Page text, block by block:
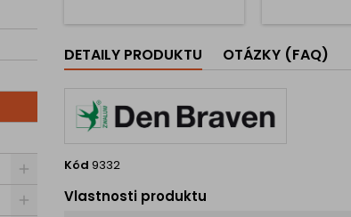
mm
či sa
/ nepoškodí
DETAILY PRODUKTU OTÁZKY (FAQ)
Kód 9332
Vlastnosti produktu